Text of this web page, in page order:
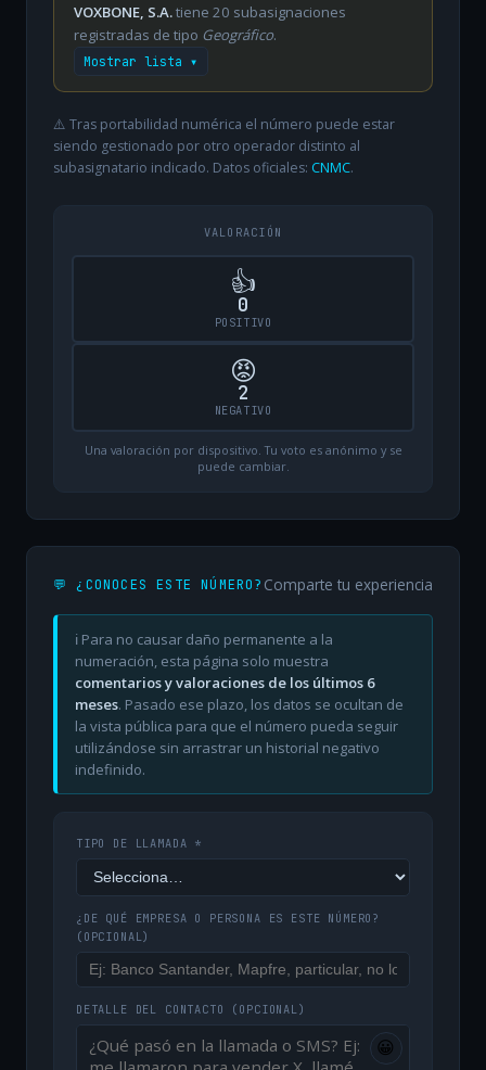
VOXBONE, S.A.tiene 20 subasignaciones
registradas de tipo Geográfico.
Mostrar lista ▾
⚠️ Tras portabilidad numérica el número puede estar
siendo gestionado por otro operador distinto al
subasignatario indicado. Datos oficiales: CNMC.
VALORACIÓN
👍
0
POSITIVO
😡
2
NEGATIVO
Una valoración por dispositivo. Tu voto es anónimo y se
puede cambiar.
💬 ¿CONOCES ESTE NÚMERO? Comparte tu experiencia
ℹ️ Para no causar daño permanente a la
numeración, esta página solo muestra
comentarios y valoraciones de los últimos 6
meses. Pasado ese plazo, los datos se ocultan de
la vista pública para que el número pueda seguir
utilizándose sin arrastrar un historial negativo
indefinido.
TIPO DE LLAMADA *
¿DE QUÉ EMPRESA O PERSONA ES ESTE NÚMERO?
(OPCIONAL)
DETALLE DEL CONTACTO (OPCIONAL)
😀